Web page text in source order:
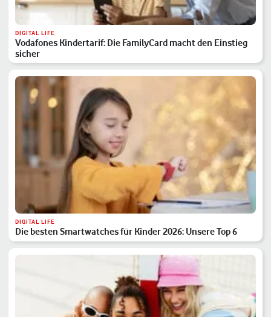
DIGITAL LIFE
Vodafones Kindertarif: Die FamilyCard macht den Einstieg
sicher
DIGITAL LIFE
Die besten Smartwatches für Kinder 2026: Unsere Top 6